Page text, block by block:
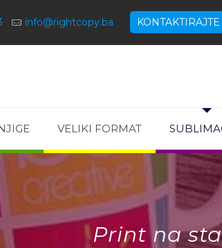
info@rightcopy.ba
VELIKI FORMAT
Print na